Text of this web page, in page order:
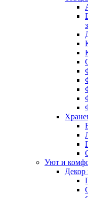
Уют и
Декор